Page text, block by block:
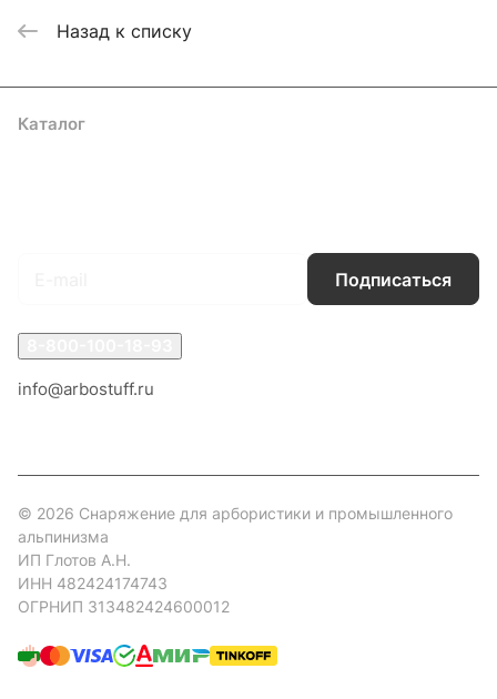
Назад к списку
Каталог
Подписаться
info@arbostuff.ru
© 2026 Снаряжение для арбористики и промышленного
альпинизма
ИП Глотов А.Н.
ИНН 482424174743
ОГРНИП 313482424600012